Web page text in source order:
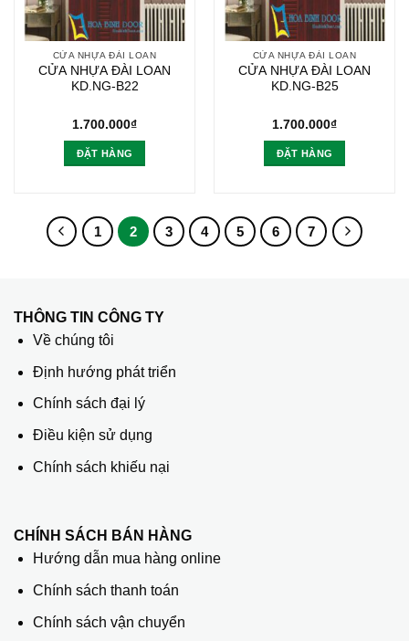
CỬA NHỰA ĐÀI LOAN
CỬA NHỰA ĐÀI LOAN
KD.NG-B22
1.700.000₫
ĐẶT HÀNG
CỬA NHỰA ĐÀI LOAN
CỬA NHỰA ĐÀI LOAN
KD.NG-B25
1.700.000₫
ĐẶT HÀNG
1 2 3 4 5 6 7
THÔNG TIN CÔNG TY
Về chúng tôi
Định hướng phát triển
Chính sách đại lý
Điều kiện sử dụng
Chính sách khiếu nại
CHÍNH SÁCH BÁN HÀNG
Hướng dẫn mua hàng online
Chính sách thanh toán
Chính sách vận chuyển